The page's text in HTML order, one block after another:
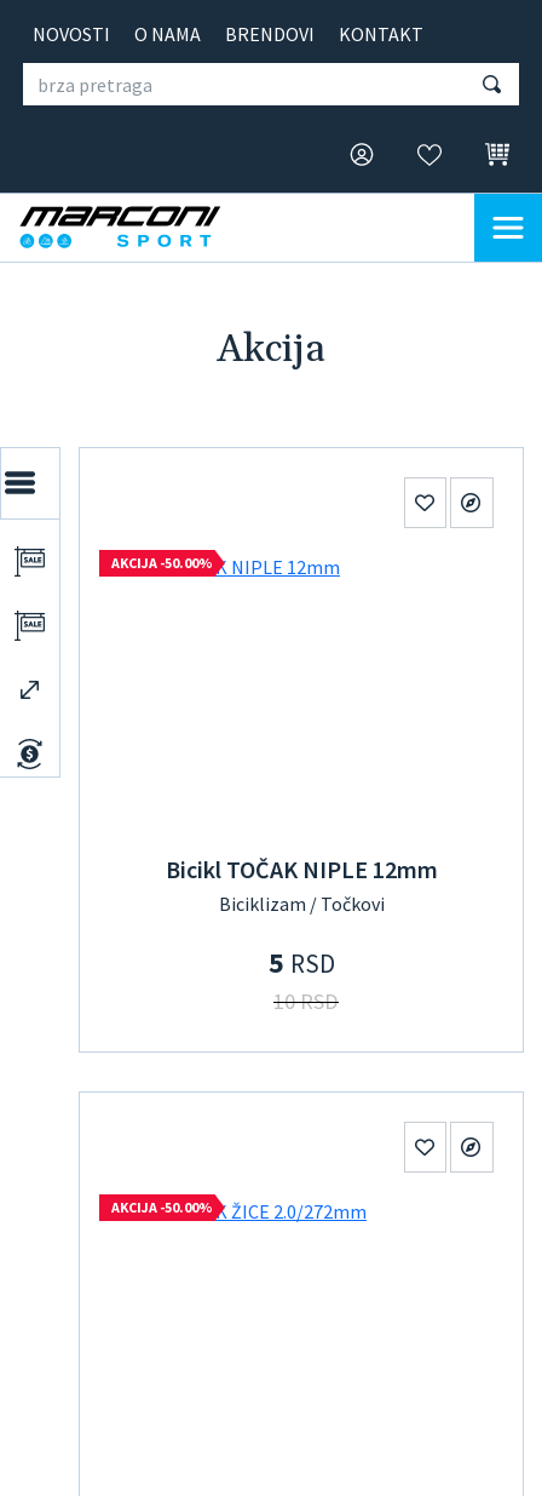
NOVOSTI O NAMA BRENDOVI KONTAKT
Akcija
AKCIJA -50.00%
Bicikl TOČAK NIPLE 12mm
Biciklizam / Točkovi
5 RSD
10 RSD
AKCIJA -50.00%